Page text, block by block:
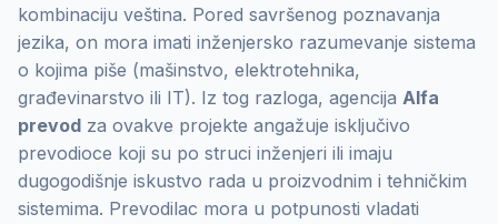
kombinaciju veština. Pored savršenog poznavanja
jezika, on mora imati inženjersko razumevanje sistema
o kojima piše (mašinstvo, elektrotehnika,
građevinarstvo ili IT). Iz tog razloga, agencija Alfa
prevod za ovakve projekte angažuje isključivo
prevodioce koji su po struci inženjeri ili imaju
dugogodišnje iskustvo rada u proizvodnim i tehničkim
sistemima. Prevodilac mora u potpunosti vladati